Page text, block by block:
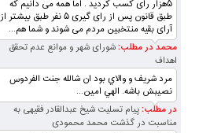
۵هزار رای کسب کردید . اما همه می دانیم که
طبق قانون پس از رای گیری ۵ نفر طبق بیشتر از
آرای بقیه منتخبین مردم می شوند و شما هم...
محمد در مطلب:شورای شهر و موانع عدم تحقق
اهداف
مرد شريف و والاي بود ان شالله جنت الفردوس
نصيبش باشه. الهي امين...
در مطلب:پیام تسلیت شیخ عبدالقادر فقیهی به
مناسبت در گذشت محمد محمودی